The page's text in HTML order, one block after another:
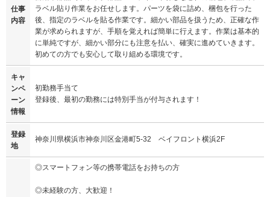
仕事
内容
ラベル貼り作業をお任せします。パーツを袋に詰め、梱包を行った
後、指定のラベルを貼る作業です。細かい部品を扱うため、正確な作
業が求められますが、手順を覚えれば簡単に行えます。作業は基本的
に単純ですが、細かい部分にも注意を払い、確実に進めていきます。
初めての方でも安心して取り組める環境です。
キャ
ンペ
ーン
情報
初勤務手当て
登録後、最初の勤務には特別手当が付与されます！
登録
地
神奈川県横浜市神奈川区金港町5-32 ベイフロント横浜2F
◎スマートフォン等の携帯電話をお持ちの方
◎未経験の方、大歓迎！